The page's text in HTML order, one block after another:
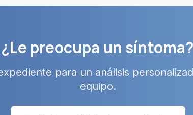
¿Le preocupa un síntoma?
para un análisis
equipo.